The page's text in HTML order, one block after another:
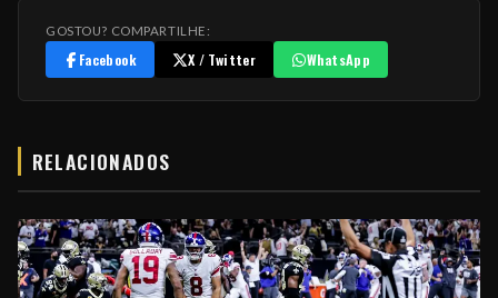
GOSTOU? COMPARTILHE:
Facebook X / Twitter WhatsApp
RELACIONADOS